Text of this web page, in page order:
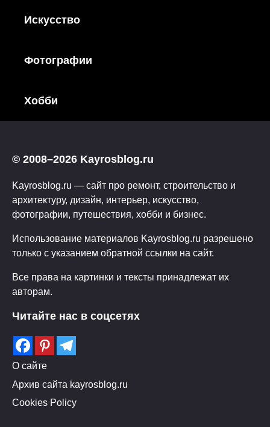
Искусство
Фотографии
Хобби
© 2008–2026 Kayrosblog.ru
Kayrosblog.ru — сайт про ремонт, строительство и
архитектуру, дизайн, интерьер, искусство,
фотографии, путешествия, хобби и бизнес.
Использование материалов Kayrosblog.ru разрешено
только с указанием обратной ссылки на сайт.
Все права на картинки и тексты принадлежат их
авторам.
Читайте нас в соцсетях
О сайте
Архив сайта kayrosblog.ru
Cookies Policy